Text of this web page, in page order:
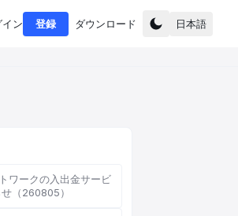
イン 登録 ダウンロード 日本語
ワークの入出金サービ
（260805）